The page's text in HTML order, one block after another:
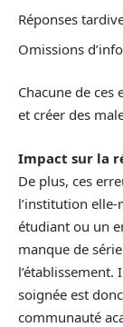
Réponses
Omissions
Chacune de
et créer des
Impact sur la
De plus, ces
l’institution
étudiant ou un
manque de
soignée est
communauté